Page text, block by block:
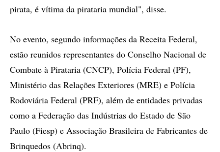
pirata, é vítima da pirataria mundial", disse.
No evento, segundo informações da Receita Federal,
estão reunidos representantes do Conselho Nacional de
Combate à Pirataria (CNCP), Polícia Federal (PF),
Ministério das Relações Exteriores (MRE) e Polícia
Rodoviária Federal (PRF), além de entidades privadas
como a Federação das Indústrias do Estado de São
Paulo (Fiesp) e Associação Brasileira de Fabricantes de
Brinquedos (Abrinq).